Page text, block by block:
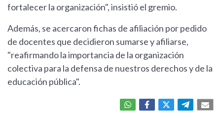
fortalecer la organización", insistió el gremio.
Además, se acercaron fichas de afiliación por pedido
de docentes que decidieron sumarse y afiliarse,
"reafirmando la importancia de la organización
colectiva para la defensa de nuestros derechos y de la
educación pública".